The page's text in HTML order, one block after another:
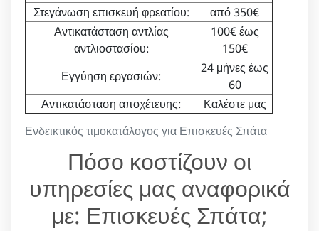
Ενδεικτικός τιμοκατάλογος για Επισκευές Σπάτα
Στεγάνωση επισκευή φρεατίου:
από 350€
Αντικατάσταση αντλίας
αντλιοστασίου:
100€ έως
150€
Εγγύηση εργασιών:
24 μήνες έως
60
Αντικατάσταση αποχέτευης:
Καλέστε μας
Πόσο κοστίζουν οι
υπηρεσίες μας αναφορικά
με: Επισκευές Σπάτα;